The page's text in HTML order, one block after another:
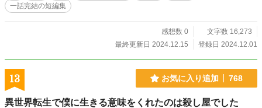
一話完結の短編集
感想数 0
文字数 16,273
最終更新日 2024.12.15
登録日 2024.12.01
13 お気に入り追加 768
異世界転生で僕に生きる意味をくれたのは殺し屋でした